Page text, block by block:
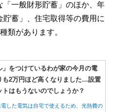
「一般財形貯蓄」のほか、年
蓄」、住宅取得等の費用に
類があります。
」をつけているわが家の今月の電
も2万円ほど高くなりました…設置
トはもうないのでしょうか？
した電気は自宅で使えるため、光熱費の